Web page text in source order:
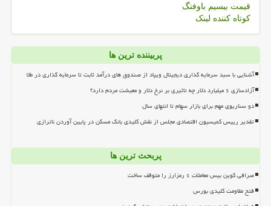
قیمت بیسیم باوفنگ
کوتاه کننده لینک
پربیننده ترین ها
آشنایی با سبد سرمایه گذاری دیجیتال ویپاد از صندوق های درآمد ثابت تا سرمایه گذاری در طلا
آزادسازی ۶ میلیارد دلار چه تاثیری بر نرخ دلار و معیشت مردم دارد؟
دو سناریوی مهم برای بازار سهام تا انتهای سال
تقدیر رییس کمیسیون اقتصادی مجلس از نقش کلیدی بانک مسکن در پایین آوردن ناترازی
پربحث ترین ها
صرافی کوین بیس معاملات ۶ رمزارز را متوقف ساخت
فتح مقاومت کلیدی بورس